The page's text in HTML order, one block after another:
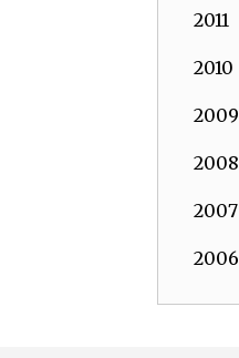
2011
2010
2009
2008
2007
2006